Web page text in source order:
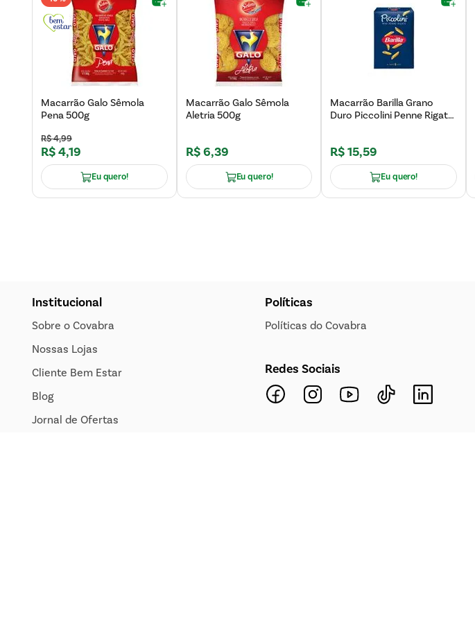
Macarrão Galo Sêmola
Pena 500g
R$4,99
R$4,19
Eu quero!
Macarrão Galo Sêmola
Aletria 500g
R$6,39
Eu quero!
Macarrão Barilla Grano
Duro Piccolini Penne Rigate
R$15,59
Eu quero!
Institucional
Sobre o Covabra
Nossas Lojas
Cliente Bem Estar
Blog
Jornal de Ofertas
Políticas
Políticas do Covabra
Redes Sociais